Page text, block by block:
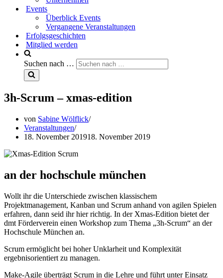
Events
Überblick Events
Vergangene Veranstaltungen
Erfolgsgeschichten
Mitglied werden
Suchen nach …
3h-Scrum – xmas-edition
von Sabine Wölflick
Veranstaltungen
18. November 201918. November 2019
an der hochschule münchen
Wollt ihr die Unterschiede zwischen klassischem
Projektmanagement, Kanban und Scrum anhand von agilen Spielen
erfahren, dann seid ihr hier richtig. In der Xmas-Edition bietet der
dmt Förderverein einen Workshop zum Thema „3h-Scrum“ an der
Hochschule München an.
Scrum ermöglicht bei hoher Unklarheit und Komplexität
ergebnisorientiert zu managen.
Make-Agile überträgt Scrum in die Lehre und führt unter Einsatz